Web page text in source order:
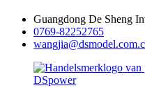
Guangdong De Sheng
0769-82252765